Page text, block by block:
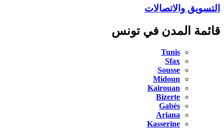
التسويق والاتصالات
قائمة المدن في تونس
Tunis
Sfax
Sousse
Midoun
Kairouan
Bizerte
Gabès
Ariana
Kasserine